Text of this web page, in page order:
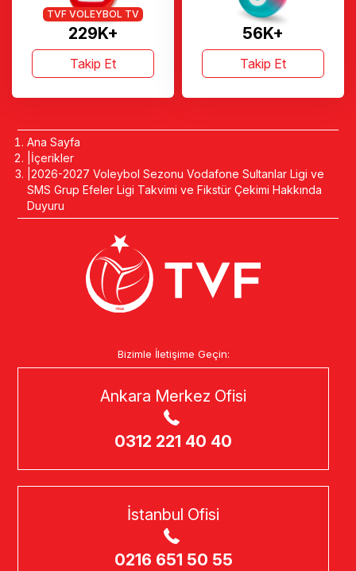
229K+
TVF VOLEYBOL TV
Takip Et
56K+
Takip Et
Ana Sayfa
İçerikler
2026-2027 Voleybol Sezonu Vodafone Sultanlar Ligi ve
SMS Grup Efeler Ligi Takvimi ve Fikstür Çekimi Hakkında
Duyuru
Bizimle İletişime Geçin:
Ankara Merkez Ofisi
0312 221 40 40
İstanbul Ofisi
0216 651 50 55